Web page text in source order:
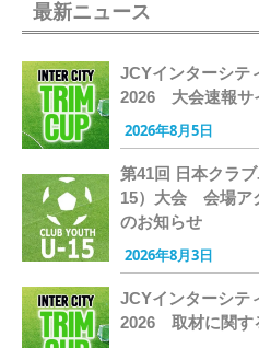
最新ニュース
JCYインターシテ
2026 大会速報サ
2026年8月5日
第41回 日本クラ
15）大会 会場ア
のお知らせ
2026年8月3日
JCYインターシテ
2026 取材に関す